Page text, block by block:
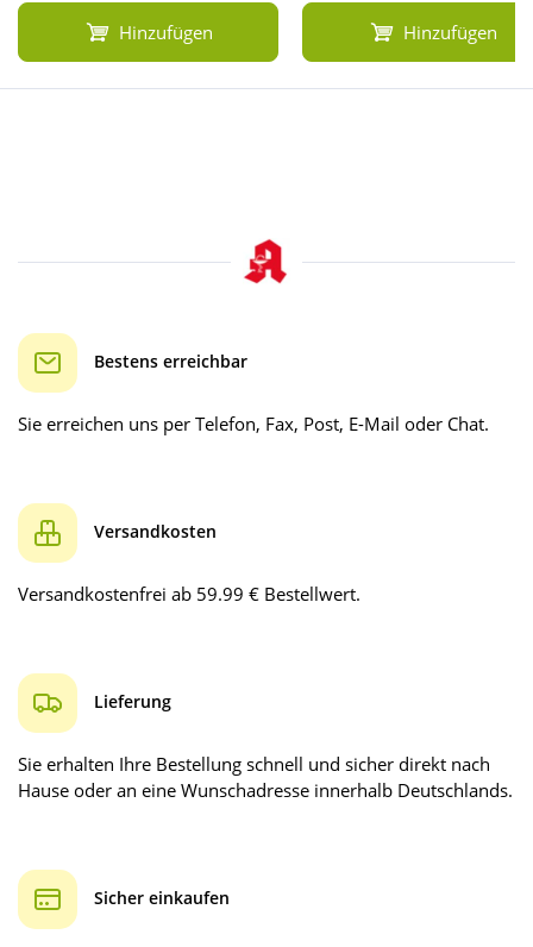
Hinzufügen Hinzufügen
Bestens erreichbar
Sie erreichen uns per Telefon, Fax, Post, E-Mail oder Chat.
Versandkosten
Versandkostenfrei ab 59.99 € Bestellwert.
Lieferung
Sie erhalten Ihre Bestellung schnell und sicher direkt nach
Hause oder an eine Wunschadresse innerhalb Deutschlands.
Sicher einkaufen